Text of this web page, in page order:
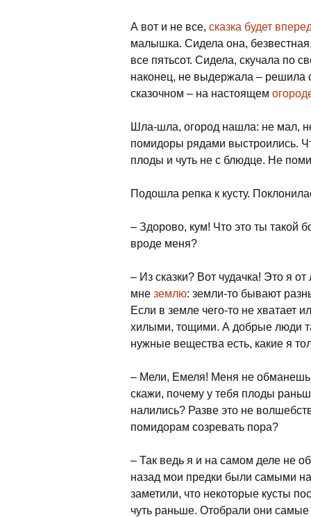
А вот и не все, сказка будет
малышка. Сидела она, безвестная,
все пятьсот. Сидела, скучала по
наконец, не выдержала – решила
сказочном – на настоящем
Шла-шла, огород нашла: не мал,
помидоры рядами выстроились.
плоды и чуть не с блюдце. Не
Подошла репка к кусту.
– Здорово, кум! Что это ты такой
вроде меня?
– Из сказки? Вот чудачка! Это я
мне землю: земли-то бывают
Если в земле чего-то не хватает
хилыми, тощими. А добрые люди
нужные вещества есть, какие я
– Мели, Емеля! Меня не
скажи, почему у тебя плоды
налились? Разве это не
помидорам созревать пора?
– Так ведь я и на самом деле не
назад мои предки были самыми
заметили, что некоторые кусты
чуть раньше. Отобрали они